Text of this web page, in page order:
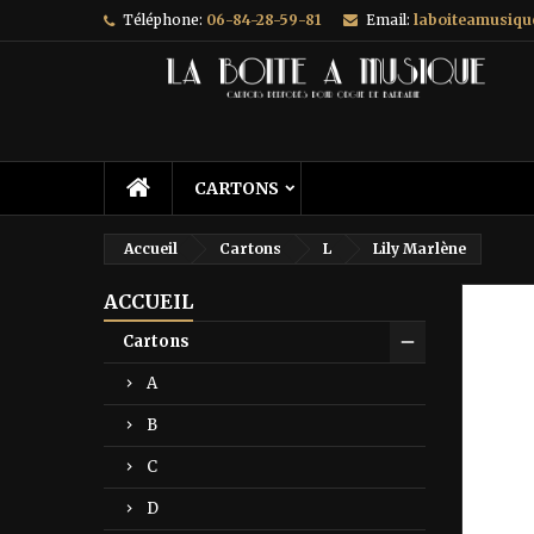
Téléphone: 06-84-28-59-81 Email:
CARTONS
Accueil Cartons L Lily Marlène
ACCUEIL
Cartons
A
B
C
D